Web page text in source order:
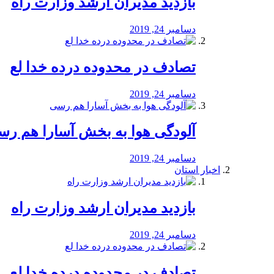
دسامبر 24, 2019
تصادف در محدوده درده خدا لع
دسامبر 24, 2019
آلودگی هوا به بخش آسارا هم
دسامبر 24, 2019
اخبار استان
بازدید مدیران ارشد وزارت راه
دسامبر 24, 2019